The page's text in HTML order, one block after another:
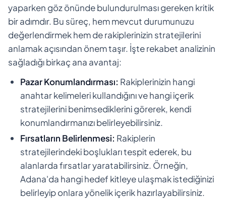
yaparken göz önünde bulundurulması gereken kritik
bir adımdır. Bu süreç, hem mevcut durumunuzu
değerlendirmek hem de rakiplerinizin stratejilerini
anlamak açısından önem taşır. İşte rekabet analizinin
sağladığı birkaç ana avantaj:
Pazar Konumlandırması: Rakiplerinizin hangi
anahtar kelimeleri kullandığını ve hangi içerik
stratejilerini benimsediklerini görerek, kendi
konumlandırmanızı belirleyebilirsiniz.
Fırsatların Belirlenmesi: Rakiplerin
stratejilerindeki boşlukları tespit ederek, bu
alanlarda fırsatlar yaratabilirsiniz. Örneğin,
Adana'da hangi hedef kitleye ulaşmak istediğinizi
belirleyip onlara yönelik içerik hazırlayabilirsiniz.